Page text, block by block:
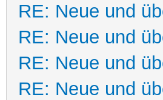
RE: Neue und
RE: Neue und
RE: Neue und
RE: Neue und